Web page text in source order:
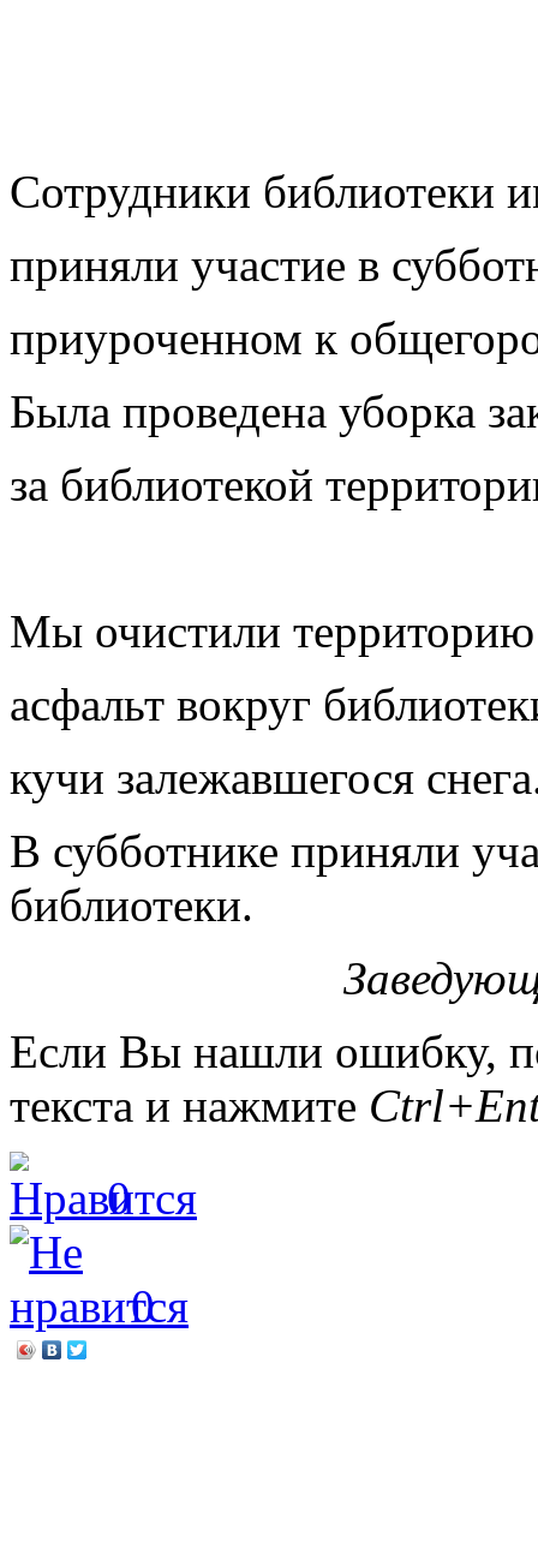
Сотрудники библиотеки
приняли участие в
приуроченном к
Была проведена уборка
за библиотекой
Мы очистили
асфальт вокруг
кучи залежавшегося
В субботнике приняли
библиотеки.
Если Вы нашли ошибку,
текста и нажмите
0
0